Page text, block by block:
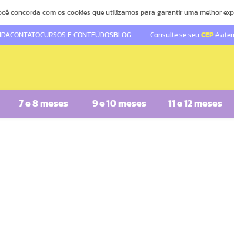
concorda com os cookies que utilizamos para garantir uma melhor
CONTATOCURSOS E CONTEÚDOSBLOG Consulte se seu CEPé
7 e 8 meses 9 e 10 meses 11 e 12 meses